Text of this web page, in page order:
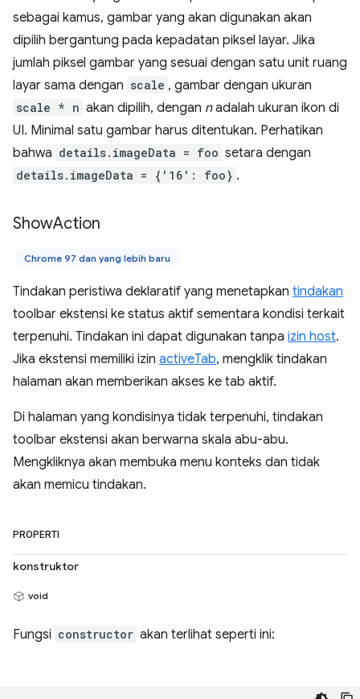
sebagai kamus, gambar yang akan digunakan akan
dipilih bergantung pada kepadatan piksel layar. Jika
jumlah piksel gambar yang sesuai dengan satu unit ruang
layar sama dengan scale , gambar dengan ukuran
scale * n akan dipilih, dengan nadalah ukuran ikon di
UI. Minimal satu gambar harus ditentukan. Perhatikan
bahwa details.imageData = foo setara dengan
details.imageData = {'16': foo} .
ShowAction
Chrome 97 dan yang lebih baru
Tindakan peristiwa deklaratif yang menetapkan tindakan
toolbar ekstensi ke status aktif sementara kondisi terkait
terpenuhi. Tindakan ini dapat digunakan tanpa izin host.
Jika ekstensi memiliki izin activeTab, mengklik tindakan
halaman akan memberikan akses ke tab aktif.
Di halaman yang kondisinya tidak terpenuhi, tindakan
toolbar ekstensi akan berwarna skala abu-abu.
Mengkliknya akan membuka menu konteks dan tidak
akan memicu tindakan.
PROPERTI
konstruktor
void
Fungsi constructor akan terlihat seperti ini: